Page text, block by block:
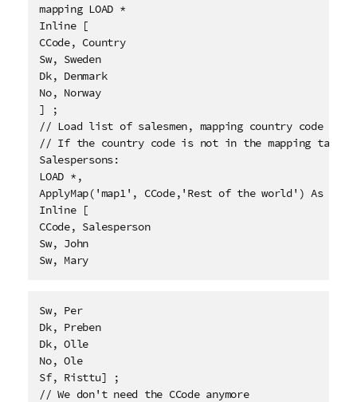
mapping LOAD *
Inline [
CCode, Country
Sw, Sweden
Dk, Denmark
No, Norway
] ;
// Load list of salesmen, mapping country code to
// If the country code is not in the mapping
Salespersons:
LOAD *,
ApplyMap('map1', CCode,'Rest of the world') As
Inline [
CCode, Salesperson
Sw, John
Sw, Mary
Sw, Per
Dk, Preben
Dk, Olle
No, Ole
Sf, Risttu] ;
// We don't need the CCode anymore